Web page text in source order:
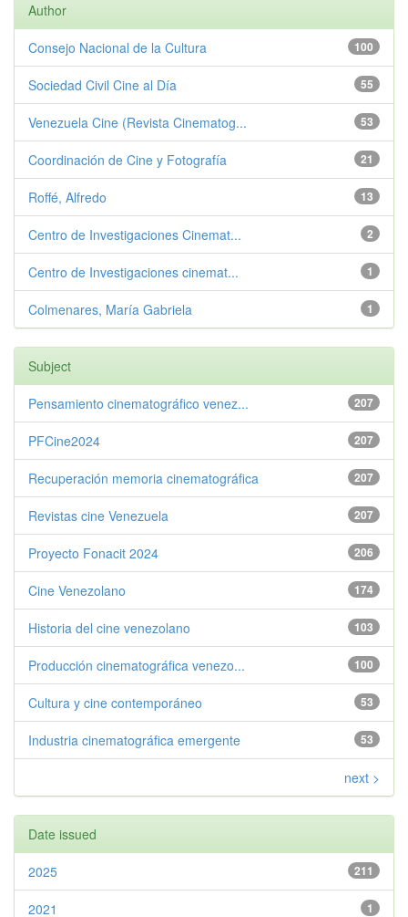
Author
100
Consejo Nacional de la Cultura
55
Sociedad Civil Cine al Día
53
Venezuela Cine (Revista Cinematog...
21
Coordinación de Cine y Fotografía
13
Roffé, Alfredo
2
Centro de Investigaciones Cinemat...
1
Centro de Investigaciones cinemat...
1
Colmenares, María Gabriela
Subject
207
Pensamiento cinematográfico venez...
207
PFCine2024
207
Recuperación memoria cinematográfica
207
Revistas cine Venezuela
206
Proyecto Fonacit 2024
174
Cine Venezolano
103
Historia del cine venezolano
100
Producción cinematográfica venezo...
53
Cultura y cine contemporáneo
53
Industria cinematográfica emergente
next >
Date issued
211
2025
1
2021